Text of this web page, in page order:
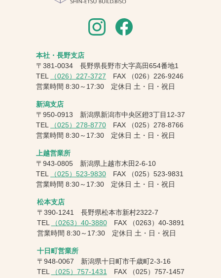
本社・長野支店
〒381-0034 長野県長野市大字高田654番地1
TEL
（026）227-3727 FAX
（026）226-9246
営業時間 8:30～17:30 定休日 土・日・祝日
新潟支店
〒950-0913 新潟県新潟市中央区鐙3丁目12-37
TEL
（025）278-8770 FAX
（025）278-8766
営業時間 8:30～17:30 定休日 土・日・祝日
上越営業所
〒943-0805 新潟県上越市木田2-6-10
TEL
（025）523-9830 FAX
（025）523-9831
営業時間 8:30～17:30 定休日 土・日・祝日
松本支店
〒390-1241 長野県松本市新村2322-7
TEL
（0263）40-3880FAX
（0263）40-3891
営業時間 8:30～17:30 定休日 土・日・祝日
十日町営業所
〒948-0067 新潟県十日町市千歳町2-3-16
TEL
（025）757-1431 FAX
（025）757-1457